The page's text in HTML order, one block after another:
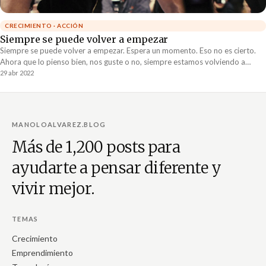
CRECIMIENTO · ACCIÓN
Siempre se puede volver a empezar
Siempre se puede volver a empezar. Espera un momento. Eso no es cierto.
Ahora que lo pienso bien, nos guste o no, siempre estamos volviendo a
empezar. No tenemos opción de NO volver a empezar.
29 abr 2022
MANOLOALVAREZ.BLOG
Más de 1,200 posts para
ayudarte a pensar diferente y
vivir mejor.
TEMAS
Crecimiento
Emprendimiento